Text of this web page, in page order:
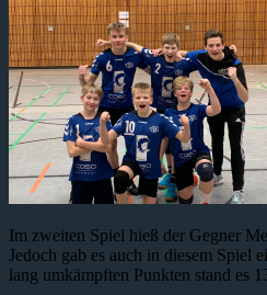
Im zweiten Spiel hieß der Gegner
Jedoch gab es auch in diesem Spiel
lang umkämpften Punkten stand es